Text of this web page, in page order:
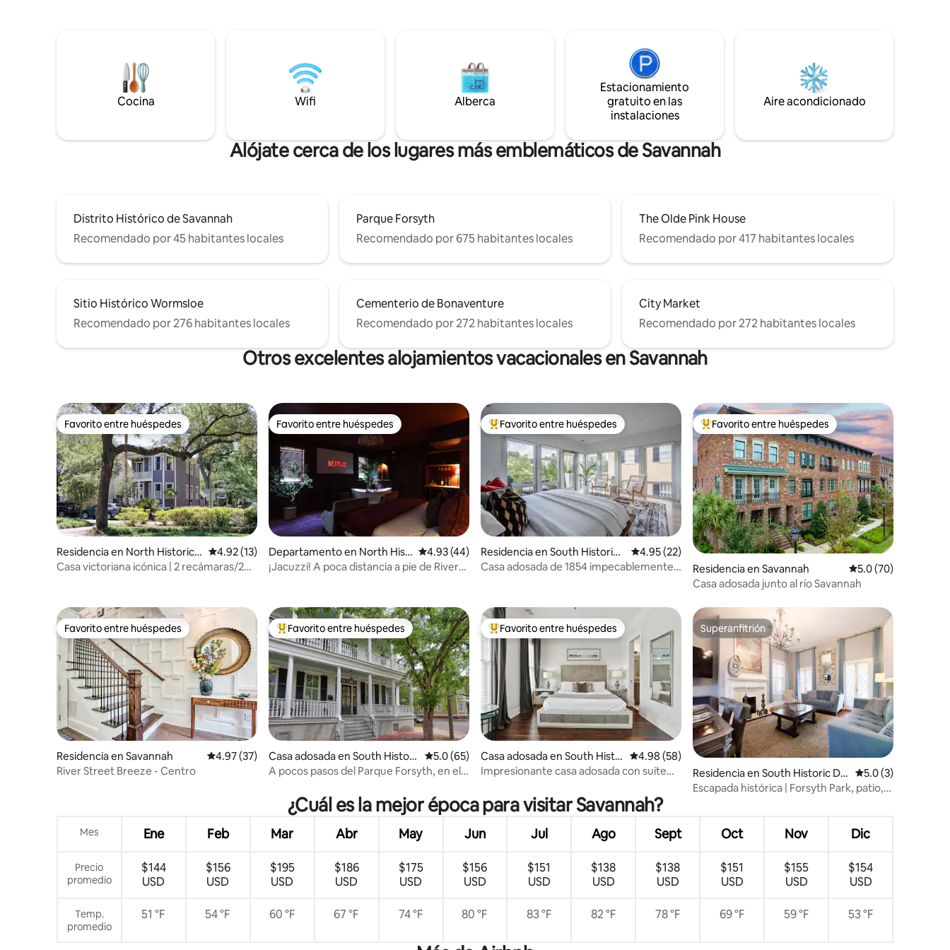
una sauna, una tina de inmersión fría y la
mejor parte de tu mañana. Amado como
un hogar, porque lo es. Bosch Huis
comenzó como un sueño. Los
anfitrión o haz tu reservación.
estancia excepcional en el corazón del
cafeterías y restaurantes. SVR-01588
inolvidable lejos de casa! SVR #02571
Cocina Wifi Alberca
Estacionamiento
gratuito en las
instalaciones
Aire acondicionado
Alójate cerca de los lugares más emblemáticos de Savannah
Distrito Histórico de Savannah
Recomendado por 45 habitantes locales
Parque Forsyth
Recomendado por 675 habitantes locales
The Olde Pink House
Recomendado por 417 habitantes locales
Sitio Histórico Wormsloe
Recomendado por 276 habitantes locales
Cementerio de Bonaventure
Recomendado por 272 habitantes locales
City Market
Recomendado por 272 habitantes locales
Otros excelentes alojamientos vacacionales en Savannah
Favorito entre huéspedes
Favorito entre huéspedes
Residencia en North Historic
District
Calificación promedio: 4.92 de 5; 13 evaluaciones
4.92 (13)
Casa victoriana icónica | 2 recámaras/2
Favorito entre huéspedes
Favorito entre huéspedes
Departamento en North Hist
oric District
Calificación promedio: 4.93 de 5; 44 evaluaciones
4.93 (44)
¡Jacuzzi! A poca distancia a pie de River
De los mejores en Favorito entre huéspedes
Favorito entre huéspedes
Residencia en South Historic
District
Calificación promedio: 4.95 de 5; 22 evaluaciones
4.95 (22)
Casa adosada de 1854 impecablemente
De los mejores en Favorito entre huéspedes
Favorito entre huéspedes
Residencia en Savannah Calificación
5.0 (70)
Casa adosada junto al río Savannah
Favorito entre huéspedes
Favorito entre huéspedes
Residencia en Savannah Calificación promedio: 4.97 de 5; 37 evaluaciones
4.97 (37)
River Street Breeze - Centro
De los mejores en Favorito entre huéspedes
Favorito entre huéspedes
Casa adosada en South Histori
c District
Calificación promedio: 5.0 de 5; 65 evaluaciones
5.0 (65)
A pocos pasos del Parque Forsyth, en el
De los mejores en Favorito entre huéspedes
Favorito entre huéspedes
Casa adosada en South Histo
ric District
Calificación promedio: 4.98 de 5; 58 evaluaciones
4.98 (58)
Impresionante casa adosada con suite
Superanfitrión
Superanfitrión
Residencia en South Historic Dis
trict
Calificación
5.0 (3)
Escapada histórica | Forsyth Park, patio,
¿Cuál es la mejor época para visitar Savannah?
Mes Ene Feb Mar Abr May Jun Jul Ago Sept Oct Nov Dic
Precio
promedio
$144
USD
$156
USD
$195
USD
$186
USD
$175
USD
$156
USD
$151
USD
$138
USD
$138
USD
$151
USD
$155
USD
$154
USD
Temp.
promedio
51 °F 54 °F 60 °F 67 °F 74 °F 80 °F 83 °F 82 °F 78 °F 69 °F 59 °F 53 °F